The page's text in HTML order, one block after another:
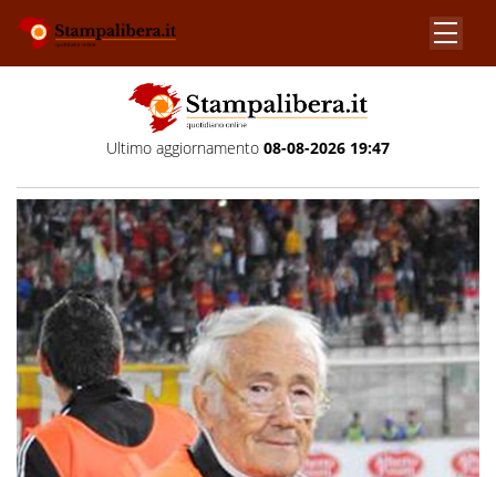
Ultimo aggiornamento 08-08-2026 19:47